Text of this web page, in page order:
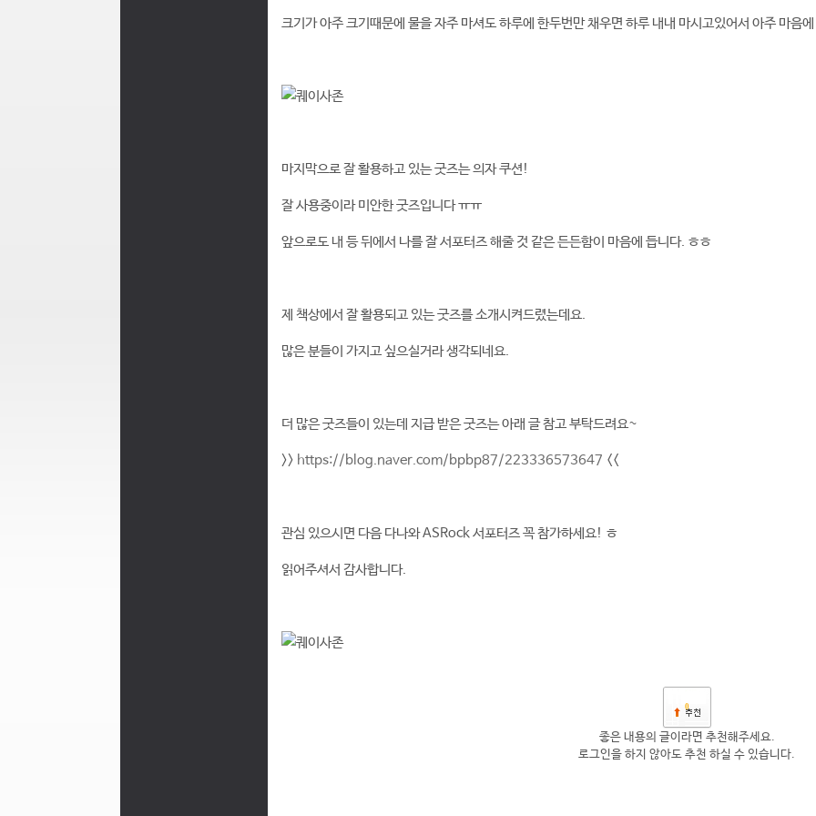
크기가 아주 크기때문에 물을 자주 마셔도 하루에 한두번만 채우면 하루 내내 마시고있어서 아주 마음
마지막으로 잘 활용하고 있는 굿즈는 의자 쿠션!
잘 사용중이라 미안한 굿즈입니다 ㅠㅠ
앞으로도 내 등 뒤에서 나를 잘 서포터즈 해줄 것 같은 든든함이 마음에 듭니다. ㅎㅎ
제 책상에서 잘 활용되고 있는 굿즈를 소개시켜드렸는데요.
많은 분들이 가지고 싶으실거라 생각되네요.
더 많은 굿즈들이 있는데 지급 받은 굿즈는 아래 글 참고 부탁드려요~
>> https://blog.naver.com/bpbp87/223336573647 <<
관심 있으시면 다음 다나와 ASRock 서포터즈 꼭 참가하세요! ㅎ
읽어주셔서 감사합니다.
0
좋은 내용의 글이라면 추천해주세요.
로그인을 하지 않아도 추천 하실 수 있습니다.